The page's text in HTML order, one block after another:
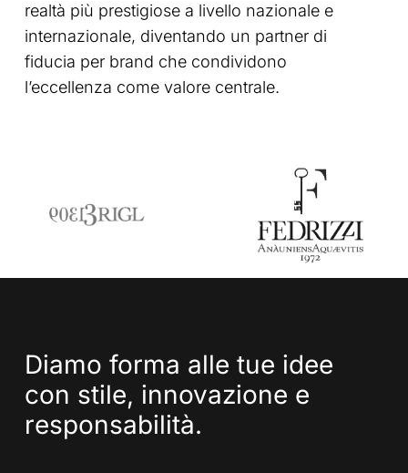
realtà più prestigiose a livello nazionale e
internazionale, diventando un partner di
fiducia per brand che condividono
l’eccellenza come valore centrale.
Diamo forma alle tue idee
con stile, innovazione e
responsabilità.